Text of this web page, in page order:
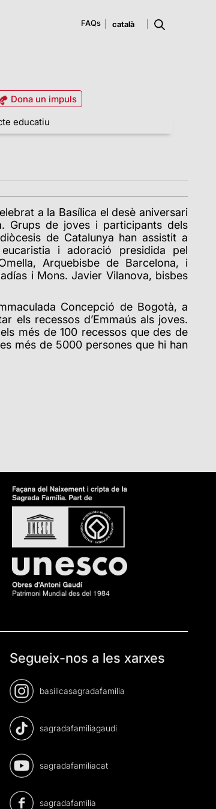
FAQs
Dona un impuls
educatiu
a la Basílica el desè aniversari
Grups de joves i participants dels
de Catalunya han assistit a
i adoració presidida pel
Arquebisbe de Barcelona, i
i Mons. Javier Vilanova, bisbes
Concepció de Bogotà, a
els recessos d’Emmaús als joves.
més de 100 recessos que des de
més de 5000 persones que hi han
Segueix-nos a les xarxes
basilicasagradafamilia
sagradafamiliagaudi
sagradafamiliacat
sagradafamilia